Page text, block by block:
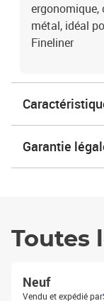
ergonomique,
métal, idéal
Fineliner
Garantie
Toutes
Neuf
Vendu et expédié par